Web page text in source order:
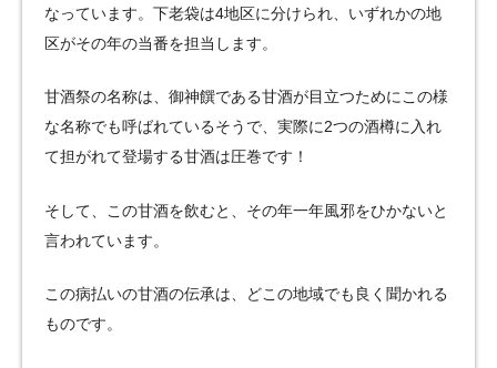
なっています。下老袋は4地区に分けられ、いずれかの地
区がその年の当番を担当します。
甘酒祭の名称は、御神饌である甘酒が目立つためにこの様
な名称でも呼ばれているそうで、実際に2つの酒樽に入れ
て担がれて登場する甘酒は圧巻です！
そして、この甘酒を飲むと、その年一年風邪をひかないと
言われています。
この病払いの甘酒の伝承は、どこの地域でも良く聞かれる
ものです。